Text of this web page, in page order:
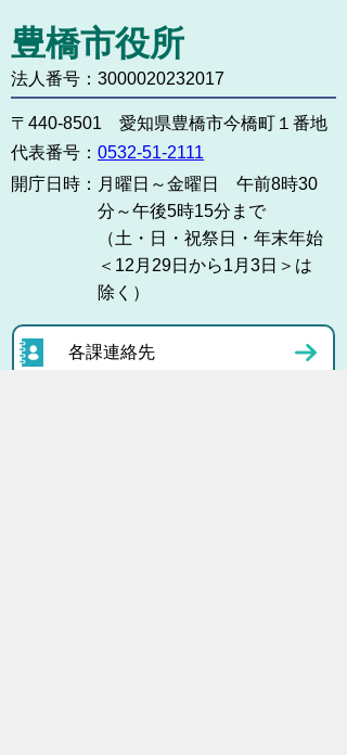
豊橋市役所
法人番号：3000020232017
〒440-8501 愛知県豊橋市今橋町１番地
代表番号： 0532-51-2111
開庁日時： 月曜日～金曜日 午前8時30
分～午後5時15分まで
（土・日・祝祭日・年末年始
＜12月29日から1月3日＞は
除く）
各課連絡先